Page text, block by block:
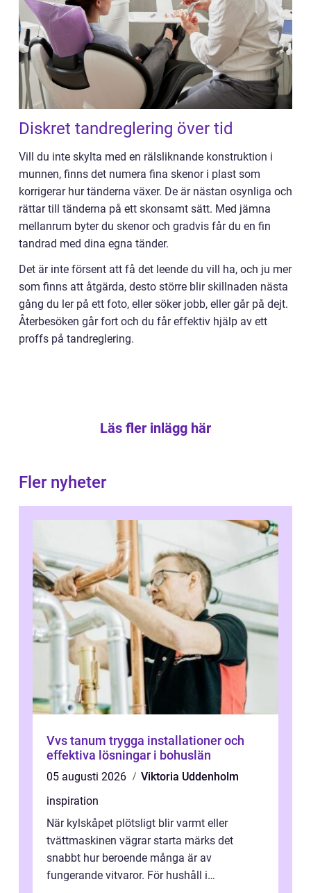
Diskret tandreglering över tid
Vill du inte skylta med en rälsliknande konstruktion i
munnen, finns det numera fina skenor i plast som
korrigerar hur tänderna växer. De är nästan osynliga och
rättar till tänderna på ett skonsamt sätt. Med jämna
mellanrum byter du skenor och gradvis får du en fin
tandrad med dina egna tänder.
Det är inte försent att få det leende du vill ha, och ju mer
som finns att åtgärda, desto större blir skillnaden nästa
gång du ler på ett foto, eller söker jobb, eller går på dejt.
Återbesöken går fort och du får effektiv hjälp av ett
proffs på tandreglering.
Läs fler inlägg här
Fler nyheter
Vvs tanum trygga installationer och
effektiva lösningar i bohuslän
05 augusti 2026
Viktoria Uddenholm
inspiration
När kylskåpet plötsligt blir varmt eller
tvättmaskinen vägrar starta märks det
snabbt hur beroende många är av
fungerande vitvaror. För hushåll i